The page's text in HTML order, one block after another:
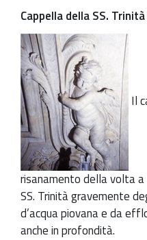
Cappella della SS. Trinità
Il
risanamento della volta
SS. Trinità gravemente
d’acqua piovana e da
anche in profondità.